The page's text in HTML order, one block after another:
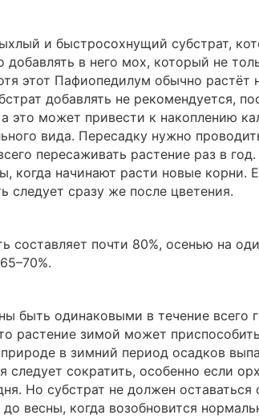
и быстросохнущий субстрат,
в него мох, который не
этот Пафиопедилум обычно растёт
добавлять не рекомендуется,
это может привести к накоплению
вида. Пересадку нужно
пересаживать растение раз в
когда начинают расти новые корни.
следует сразу же после цветения.
составляет почти 80%, осенью на
быть одинаковыми в течение всего
растение зимой может
в зимний период осадков
следует сократить, особенно если
Но субстрат не должен
весны, когда возобновится